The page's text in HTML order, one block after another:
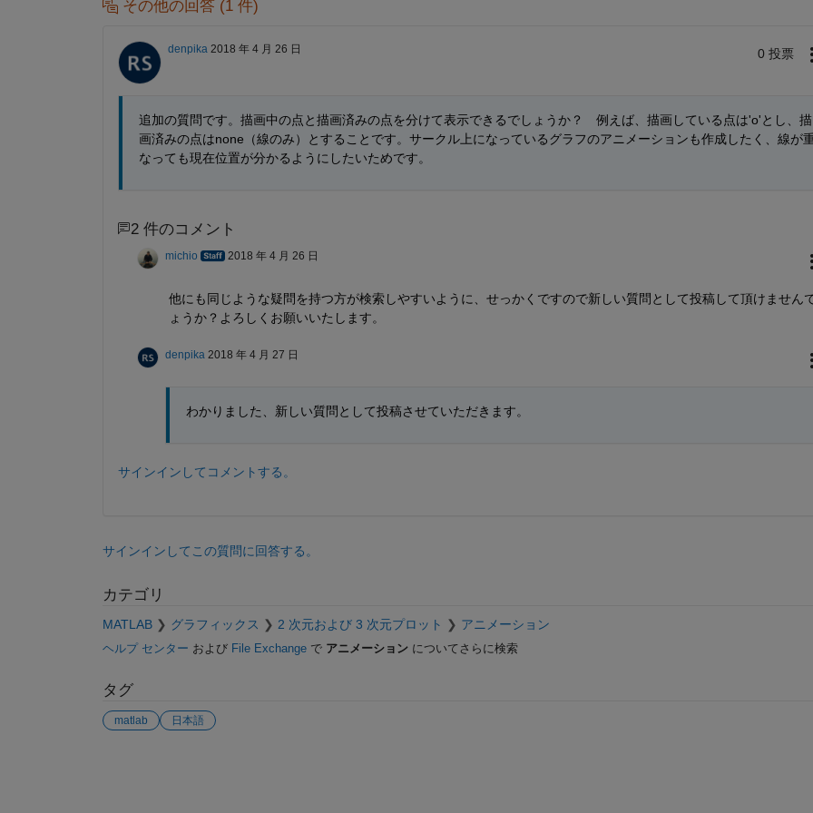
その他の回答 (1 件)
denpika 2018 年 4 月 26 日 0 投票
追加の質問です。描画中の点と描画済みの点を分けて表示できるでしょうか？　例えば、描画している点は'o'とし、描
画済みの点はnone（線のみ）とすることです。サークル上になっているグラフのアニメーションも作成したく、線が
なっても現在位置が分かるようにしたいためです。
2 件のコメント
michio 2018 年 4 月 26 日
他にも同じような疑問を持つ方が検索しやすいように、せっかくですので新しい質問として投稿して頂けません
ょうか？よろしくお願いいたします。
denpika 2018 年 4 月 27 日
わかりました、新しい質問として投稿させていただきます。
サインインしてコメントする。
サインインしてこの質問に回答する。
カテゴリ
MATLAB グラフィックス 2 次元および 3 次元プロット アニメーション
ヘルプ センター および File Exchangeで アニメーションについてさらに検索
タグ
matlab 日本語